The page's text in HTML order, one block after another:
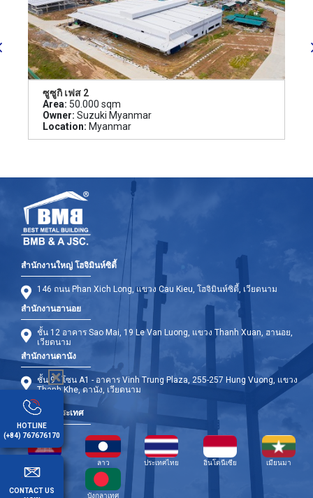
ซูซูกิ เฟส 2
Area: 50.000 sqm
Owner: Suzuki Myanmar
Location: Myanmar
สำนักงานใหญ่ โฮจิมินห์ซิตี้
146 ถนน Phan Xich Long, แขวง Cau Kieu, โฮจิมินห์ซิตี้, เวียดนาม
สำนักงานฮานอย
ชั้น 12 อาคาร Sao Mai, 19 Le Van Luong, แขวง Thanh Xuan, ฮานอย,
เวียดนาม
สำนักงานดานัง
ชั้น 9 - โซน A1 - อาคาร Vinh Trung Plaza, 255-257 Hung Vuong, แขวง
Thanh Khe, ดานัง, เวียดนาม
สาขาต่างประเทศ
ลาว ประเทศไทย อินโดนีเซีย เมียนมา
ฟิลิปปินส์ บังกลาเทศ
HOTLINE
(+84) 767676170
CONTACT US